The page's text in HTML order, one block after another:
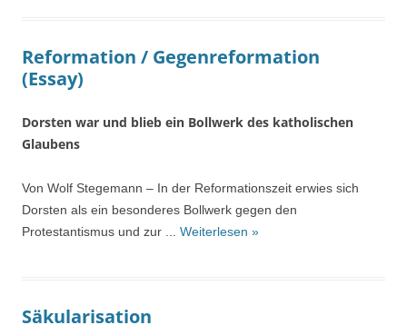
Reformation / Gegenreformation
(Essay)
Dorsten war und blieb ein Bollwerk des katholischen
Glaubens
Von Wolf Stegemann – In der Reformationszeit erwies sich
Dorsten als ein besonderes Bollwerk gegen den
Protestantismus und zur ... Weiterlesen »
Säkularisation